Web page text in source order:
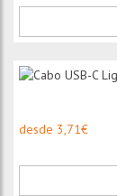
desde 3,71€